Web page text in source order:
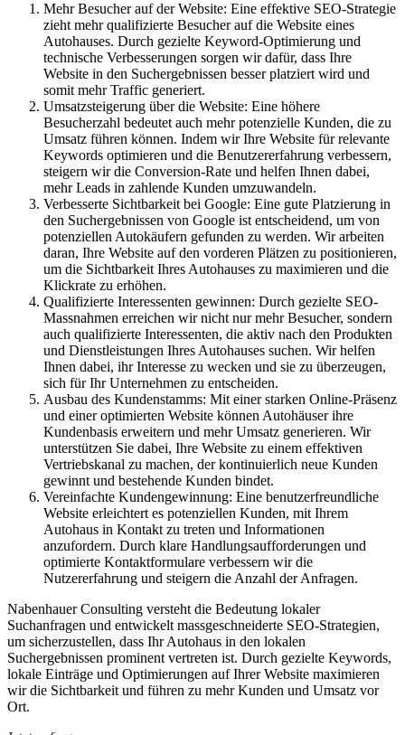
Mehr Besucher auf der Website: Eine effektive SEO-Strategie
zieht mehr qualifizierte Besucher auf die Website eines
Autohauses. Durch gezielte Keyword-Optimierung und
technische Verbesserungen sorgen wir dafür, dass Ihre
Website in den Suchergebnissen besser platziert wird und
somit mehr Traffic generiert.
Umsatzsteigerung über die Website: Eine höhere
Besucherzahl bedeutet auch mehr potenzielle Kunden, die zu
Umsatz führen können. Indem wir Ihre Website für relevante
Keywords optimieren und die Benutzererfahrung verbessern,
steigern wir die Conversion-Rate und helfen Ihnen dabei,
mehr Leads in zahlende Kunden umzuwandeln.
Verbesserte Sichtbarkeit bei Google: Eine gute Platzierung in
den Suchergebnissen von Google ist entscheidend, um von
potenziellen Autokäufern gefunden zu werden. Wir arbeiten
daran, Ihre Website auf den vorderen Plätzen zu positionieren,
um die Sichtbarkeit Ihres Autohauses zu maximieren und die
Klickrate zu erhöhen.
Qualifizierte Interessenten gewinnen: Durch gezielte SEO-
Massnahmen erreichen wir nicht nur mehr Besucher, sondern
auch qualifizierte Interessenten, die aktiv nach den Produkten
und Dienstleistungen Ihres Autohauses suchen. Wir helfen
Ihnen dabei, ihr Interesse zu wecken und sie zu überzeugen,
sich für Ihr Unternehmen zu entscheiden.
Ausbau des Kundenstamms: Mit einer starken Online-Präsenz
und einer optimierten Website können Autohäuser ihre
Kundenbasis erweitern und mehr Umsatz generieren. Wir
unterstützen Sie dabei, Ihre Website zu einem effektiven
Vertriebskanal zu machen, der kontinuierlich neue Kunden
gewinnt und bestehende Kunden bindet.
Vereinfachte Kundengewinnung: Eine benutzerfreundliche
Website erleichtert es potenziellen Kunden, mit Ihrem
Autohaus in Kontakt zu treten und Informationen
anzufordern. Durch klare Handlungsaufforderungen und
optimierte Kontaktformulare verbessern wir die
Nutzererfahrung und steigern die Anzahl der Anfragen.
Nabenhauer Consulting versteht die Bedeutung lokaler
Suchanfragen und entwickelt massgeschneiderte SEO-Strategien,
um sicherzustellen, dass Ihr Autohaus in den lokalen
Suchergebnissen prominent vertreten ist. Durch gezielte Keywords,
lokale Einträge und Optimierungen auf Ihrer Website maximieren
wir die Sichtbarkeit und führen zu mehr Kunden und Umsatz vor
Ort.